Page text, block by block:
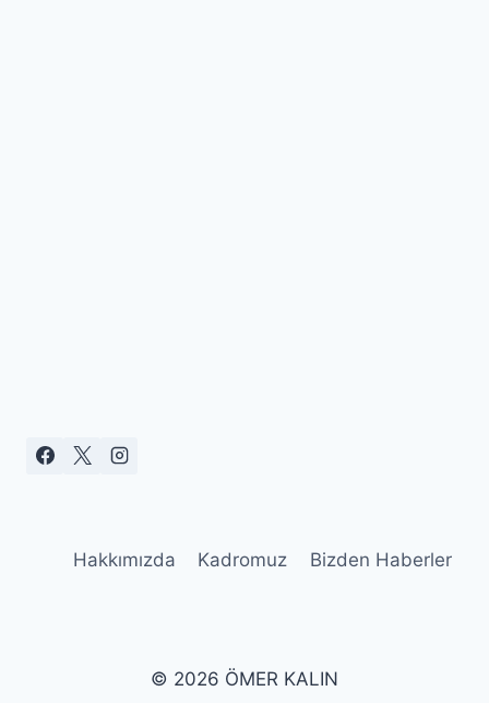
Hakkımızda Kadromuz Bizden Haberler
© 2026 ÖMER KALIN